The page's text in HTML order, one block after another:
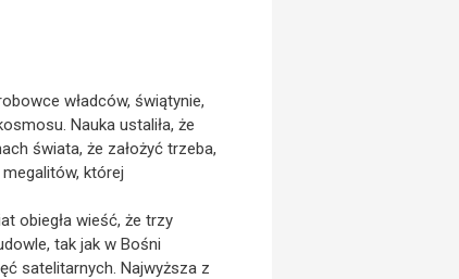
władców, świątynie,
Nauka ustaliła, że
świata, że założyć trzeba,
której
obiegła wieść, że trzy
tak jak w Bośni
satelitarnych. Najwyższa z